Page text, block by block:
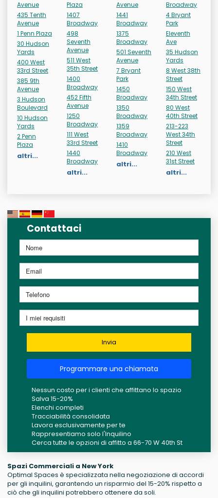
Avenue
435 Tenth
Avenue
1 Penn Plaza
30 Hudson
Yards
400 West
33rd Street
385 9th
Avenue
3 Hudson
Boulevard
10 Hudson
Yards
2 Penn
Plaza
altri...
Plaza
1407
Broadway
498
Seventh
Avenue
511 West
35th Street
1400
Broadway
452 Fifth
Avenue
1250
Broadway
111 West
33rd Street
1440
Broadway
altri...
Avenue
1441
Broadway
1375
Broadway
501 Seventh
Avenue
7 Bryant
Park
1450
Broadway
1350
Broadway
1359
Broadway
1410
Broadway
altri...
Broadway
4 Bryant
Park
Eleventh
Ave
35 Hudson
Yards
8 West 38th
Street
150 West
34th Street
80 West
40th Street
213-223
West 34th
Street
210 West
31st Street
altri...
Contattaci
Invia
Programmare una chiamata
Nessun costo per i clienti che affittano lo spazio
Salva 15-20%
Elenchi completi
Tracciabilità consolidata
Lavora esclusivamente per te
Rappresentiamo solo l'Inquilino
Cerca tutte le opzioni di affitto a 66-70 W 40th St
Spazi Commerciali a New York
Optimal Spaces è specializzata nella negoziazione di accordi
per gli inquilini, garantendo un risparmio del 15-20% rispetto a
ciò che gli inquilini potrebbero ottenere da soli.